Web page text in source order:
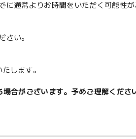
通常よりお時間をいただく可能性が
さい。
します。
合がございます。予めご理解くださ